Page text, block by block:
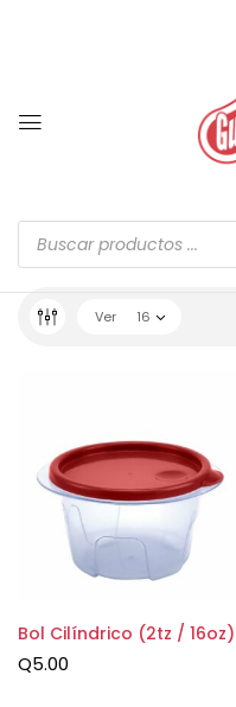
Ver 16
Bol Cilíndrico (2tz / 16oz)
Q5.00